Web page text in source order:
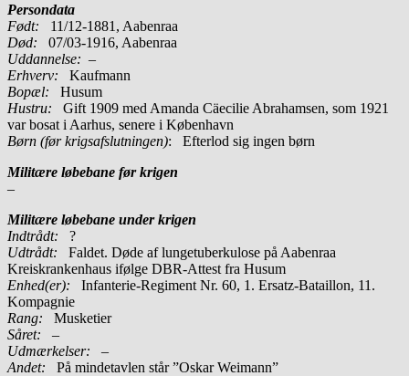
Persondata
Født: 11/12-1881, Aabenraa
Død: 07/03-1916, Aabenraa
Uddannelse: –
Erhverv: Kaufmann
Bopæl: Husum
Hustru: Gift 1909 med Amanda Cäecilie Abrahamsen, som 1921
var bosat i Aarhus, senere i København
Børn (før krigsafslutningen): Efterlod sig ingen børn
Militære løbebane før krigen
–
Militære løbebane under krigen
Indtrådt: ?
Udtrådt: Faldet. Døde af lungetuberkulose på Aabenraa
Kreiskrankenhaus ifølge DBR-Attest fra Husum
Enhed(er):
Infanterie-Regiment Nr. 60, 1. Ersatz-Bataillon, 11.
Kompagnie
Rang:
Musketier
Såret: –
Udmærkelser: –
Andet: På mindetavlen står ”Oskar Weimann”